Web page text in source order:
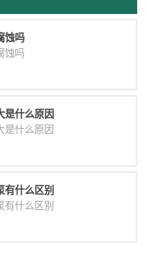
蚀吗
蚀吗
是什么原因
是什么原因
有什么区别
有什么区别